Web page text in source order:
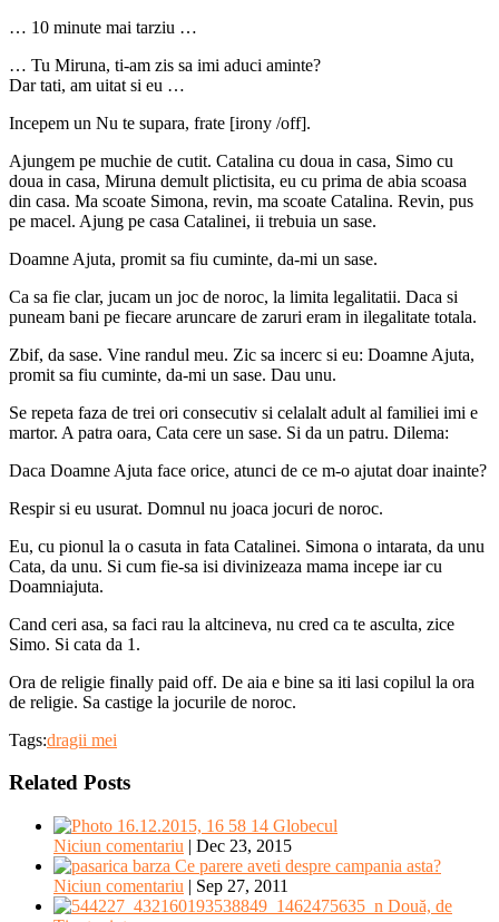
… 10 minute mai tarziu …
… Tu Miruna, ti-am zis sa imi aduci aminte?
Dar tati, am uitat si eu …
Incepem un Nu te supara, frate [irony /off].
Ajungem pe muchie de cutit. Catalina cu doua in casa, Simo cu
doua in casa, Miruna demult plictisita, eu cu prima de abia scoasa
din casa. Ma scoate Simona, revin, ma scoate Catalina. Revin, pus
pe macel. Ajung pe casa Catalinei, ii trebuia un sase.
Doamne Ajuta, promit sa fiu cuminte, da-mi un sase.
Ca sa fie clar, jucam un joc de noroc, la limita legalitatii. Daca si
puneam bani pe fiecare aruncare de zaruri eram in ilegalitate totala.
Zbif, da sase. Vine randul meu. Zic sa incerc si eu: Doamne Ajuta,
promit sa fiu cuminte, da-mi un sase. Dau unu.
Se repeta faza de trei ori consecutiv si celalalt adult al familiei imi e
martor. A patra oara, Cata cere un sase. Si da un patru. Dilema:
Daca Doamne Ajuta face orice, atunci de ce m-o ajutat doar inainte?
Respir si eu usurat. Domnul nu joaca jocuri de noroc.
Eu, cu pionul la o casuta in fata Catalinei. Simona o intarata, da unu
Cata, da unu. Si cum fie-sa isi divinizeaza mama incepe iar cu
Doamniajuta.
Cand ceri asa, sa faci rau la altcineva, nu cred ca te asculta, zice
Simo. Si cata da 1.
Ora de religie finally paid off. De aia e bine sa iti lasi copilul la ora
de religie. Sa castige la jocurile de noroc.
Tags:dragii mei
Related Posts
Globecul
Niciun comentariu | Dec 23, 2015
Ce parere aveti despre campania asta?
Niciun comentariu | Sep 27, 2011
Două, de